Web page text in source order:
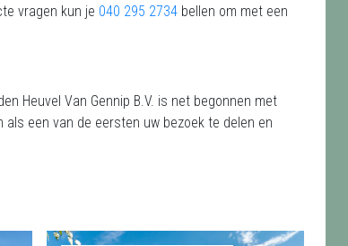
vragen kun je 040 295 2734 bellen om met een
Heuvel Van Gennip B.V. is net begonnen met
een van de eersten uw bezoek te delen en